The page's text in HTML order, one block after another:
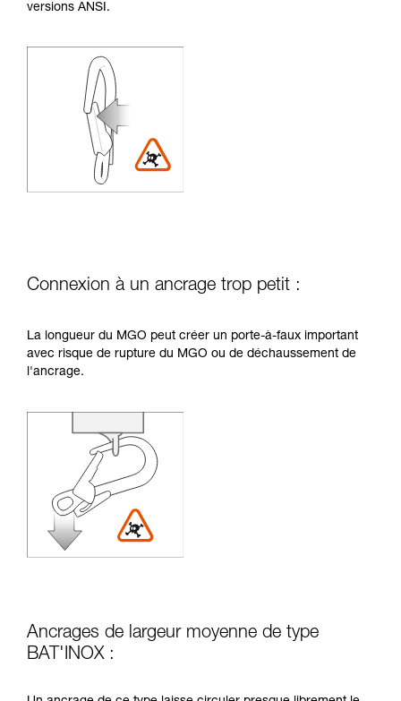
versions ANSI.
Connexion à un ancrage trop petit :
La longueur du MGO peut créer un porte-à-faux important
avec risque de rupture du MGO ou de déchaussement de
l'ancrage.
Ancrages de largeur moyenne de type
BAT'INOX :